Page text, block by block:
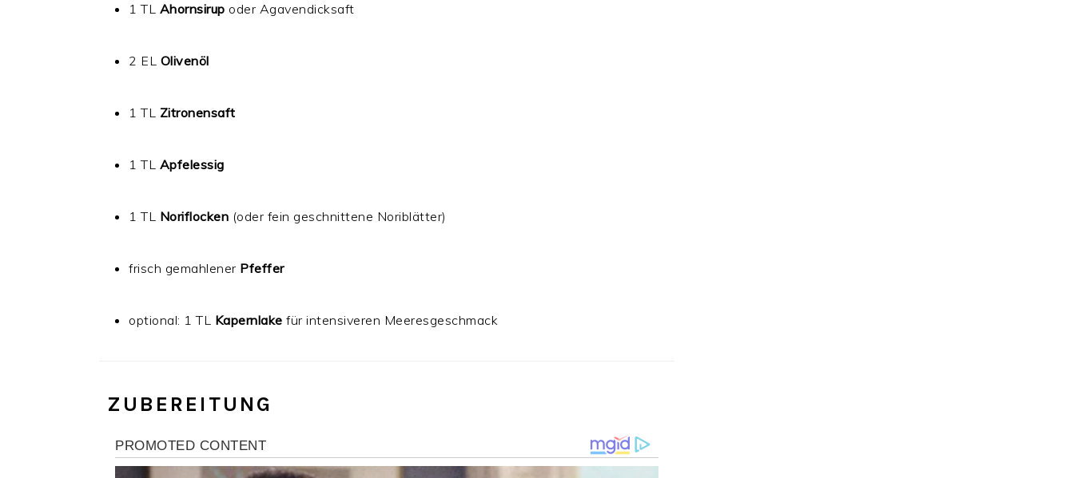
1 TL Ahornsirup oder Agavendicksaft
2 EL Olivenöl
1 TL Zitronensaft
1 TL Apfelessig
1 TL Noriflocken (oder fein geschnittene Noriblätter)
frisch gemahlener Pfeffer
optional: 1 TL Kapernlake für intensiveren Meeresgeschmack
‍ ZUBEREITUNG